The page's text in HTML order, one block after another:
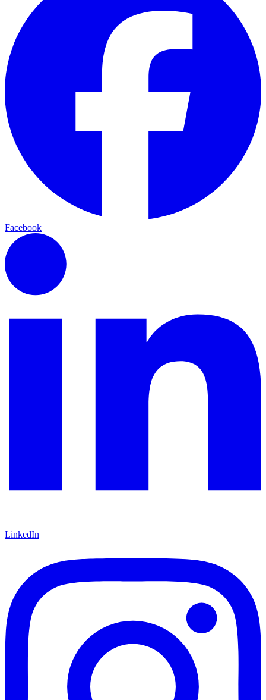
Facebook
LinkedIn